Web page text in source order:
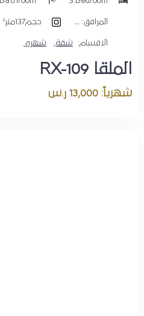
الملقا RX-109
شهرياً: 13,000 ر.س
المرافق: حجم137متر²
الاقسام: شقة, شهري